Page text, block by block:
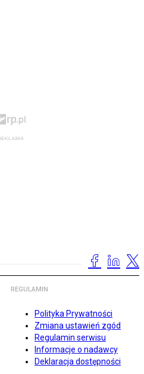
REGULAMIN
Polityka Prywatności
Zmiana ustawień zgód
Regulamin serwisu
Informacje o nadawcy
Deklaracja dostępności